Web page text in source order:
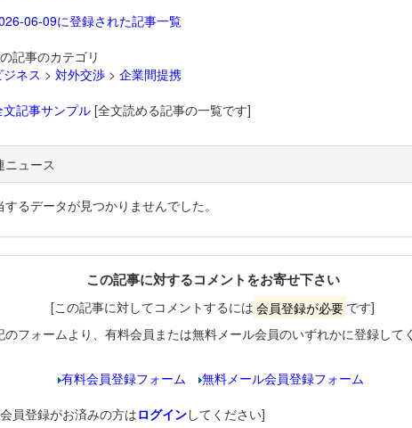
06-09に登録された記事一覧
記事のカテゴリ
ジネス > 対外交渉> 企業間提携
文記事サンプル[全文読める記事の一覧です]
ニュース
するデータが見つかりませんでした。
この記事に対するコメントをお寄せ下さい
[この記事に対してコメントするには 会員登録が必要 です]
のフォームより、有料会員または無料メール会員のいずれかに登録して
有料会員登録フォーム
無料メール会員登録フォーム
員登録がお済みの方はログインしてください]